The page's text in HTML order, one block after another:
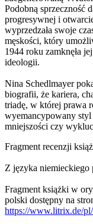
Podobną sprzeczność
progresywnej i
wyprzedzała swoje
męskości, który
1944 roku zamknęła
ideologii.
Nina Schedlmayer
biografii, że kariera,
triadę, w której prawa
wyemancypowany
mniejszości czy
Fragment recenzji
Z języka niemieckiego
Fragment książki w
polski dostępny na
https://www.litrix.de/